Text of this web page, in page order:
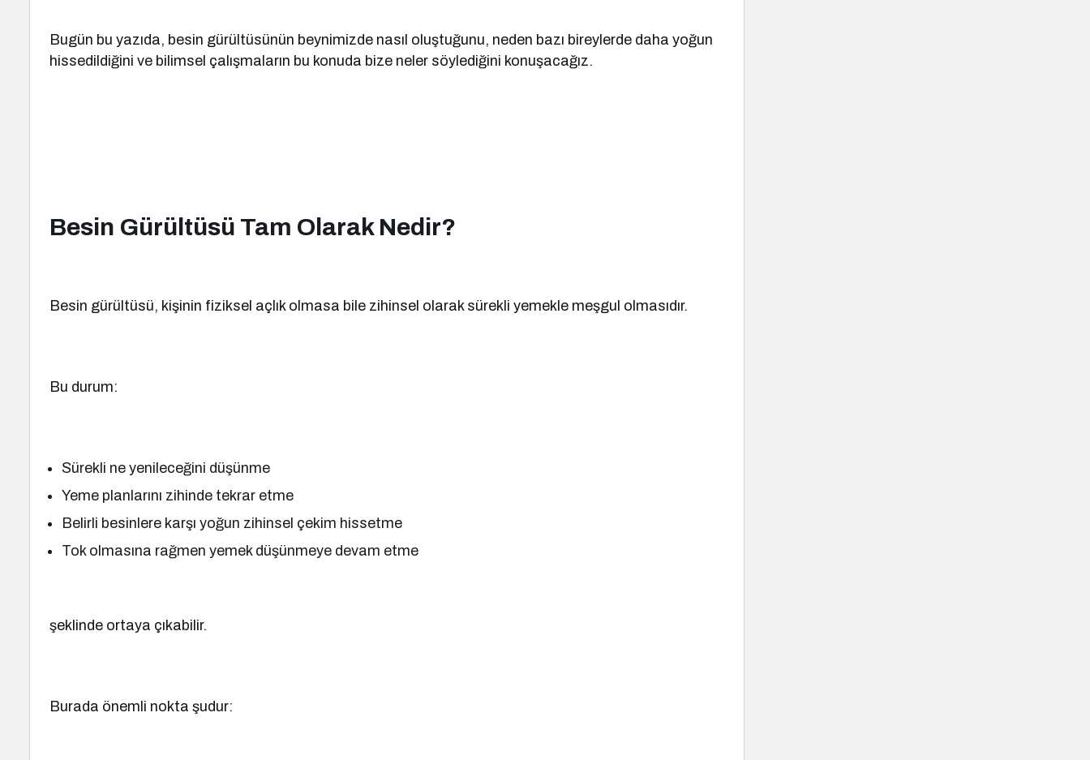
Bugün bu yazıda, besin gürültüsünün beynimizde nasıl oluştuğunu, neden bazı bireylerde daha yoğun
hissedildiğini ve bilimsel çalışmaların bu konuda bize neler söylediğini konuşacağız.
Besin Gürültüsü Tam Olarak Nedir?
Besin gürültüsü, kişinin fiziksel açlık olmasa bile zihinsel olarak sürekli yemekle meşgul olmasıdır.
Bu durum:
Sürekli ne yenileceğini düşünme
Yeme planlarını zihinde tekrar etme
Belirli besinlere karşı yoğun zihinsel çekim hissetme
Tok olmasına rağmen yemek düşünmeye devam etme
şeklinde ortaya çıkabilir.
Burada önemli nokta şudur: